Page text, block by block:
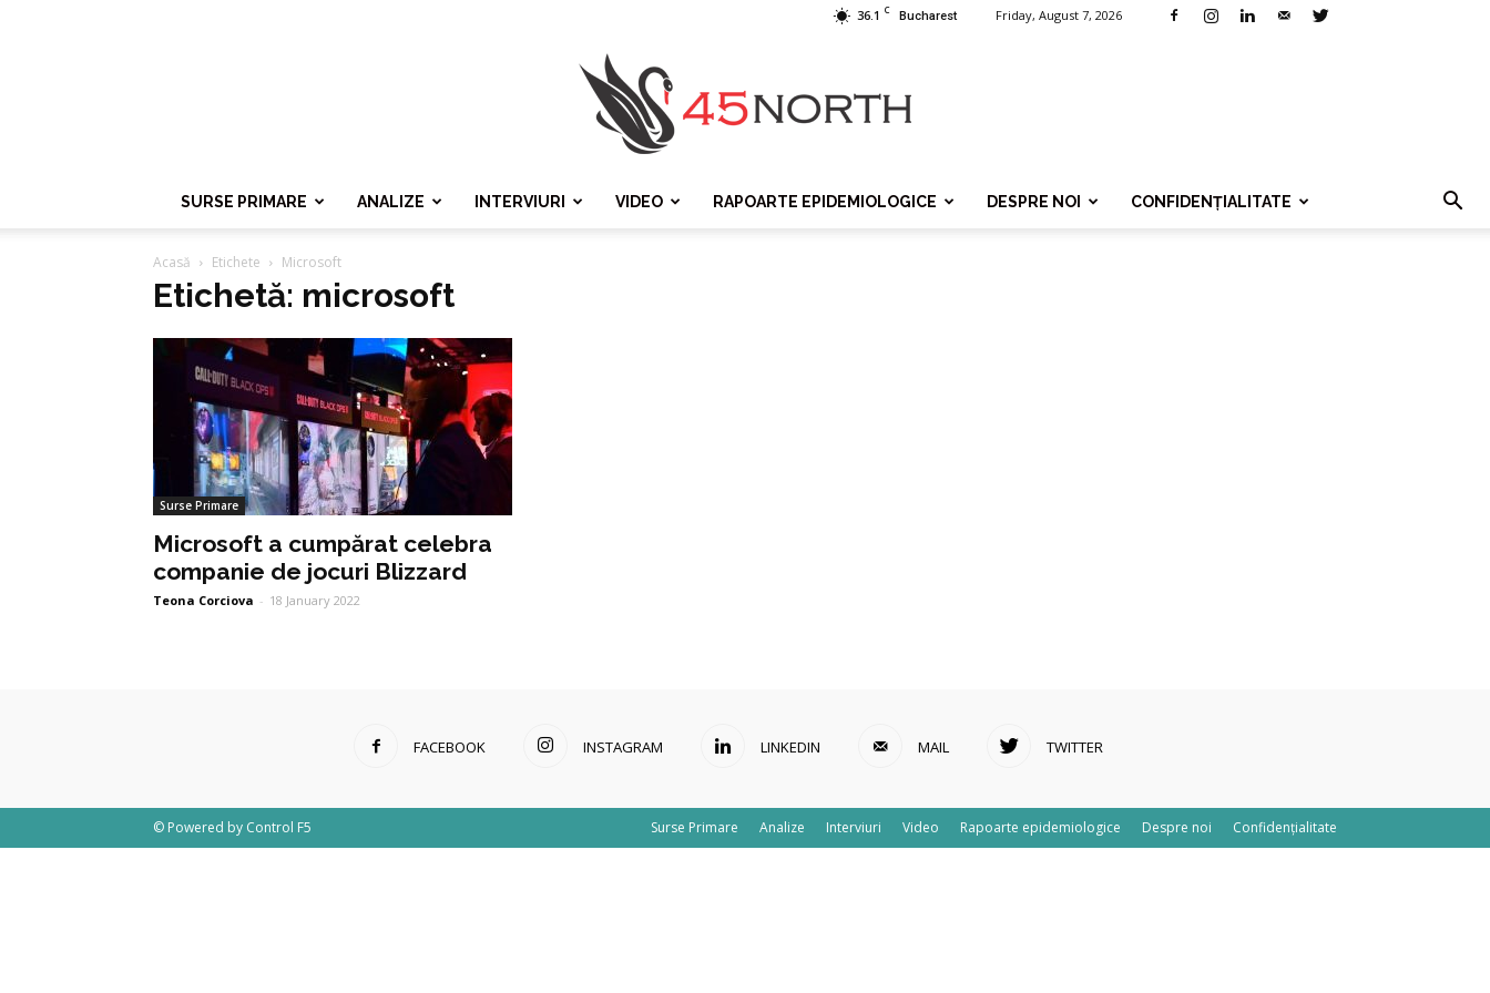
36.1 C Bucharest Friday, August 7, 2026
SURSE PRIMARE ANALIZE INTERVIURI VIDEO RAPOARTE EPIDEMIOLOGICE DESPRE NOI CONFIDENȚIALITATE
Acasă Etichete Microsoft
Etichetă: microsoft
Surse Primare
Microsoft a cumpărat celebra
companie de jocuri Blizzard
Teona Corciova - 18 January 2022
FACEBOOK INSTAGRAM LINKEDIN MAIL TWITTER
Surse Primare Analize Interviuri Video Rapoarte epidemiologice Despre noi Confidențialitate
© Powered by Control F5